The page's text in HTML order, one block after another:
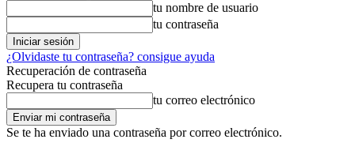
tu nombre de usuario
tu contraseña
¿Olvidaste tu contraseña? consigue ayuda
Recuperación de contraseña
Recupera tu contraseña
tu correo electrónico
Se te ha enviado una contraseña por correo electrónico.